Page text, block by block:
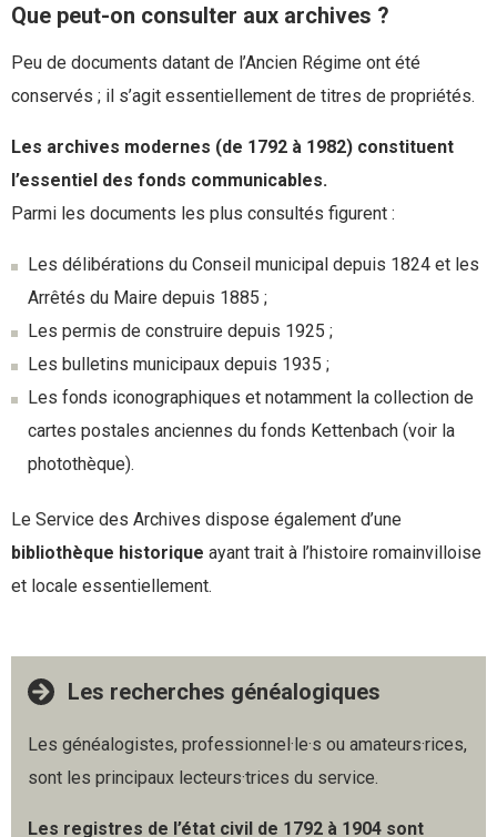
Que peut-on consulter aux archives ?
Peu de documents datant de l’Ancien Régime ont été
conservés ; il s’agit essentiellement de titres de propriétés.
Les archives modernes (de 1792 à 1982) constituent
l’essentiel des fonds communicables.
Parmi les documents les plus consultés figurent :
Les délibérations du Conseil municipal depuis 1824 et les
Arrêtés du Maire depuis 1885 ;
Les permis de construire depuis 1925 ;
Les bulletins municipaux depuis 1935 ;
Les fonds iconographiques et notamment la collection de
cartes postales anciennes du fonds Kettenbach (voir la
photothèque).
Le Service des Archives dispose également d’une
bibliothèque historique ayant trait à l’histoire romainvilloise
et locale essentiellement.
Les recherches généalogiques
Les généalogistes, professionnel·le·s ou amateurs·rices,
sont les principaux lecteurs·trices du service.
Les registres de l’état civil de 1792 à 1904 sont